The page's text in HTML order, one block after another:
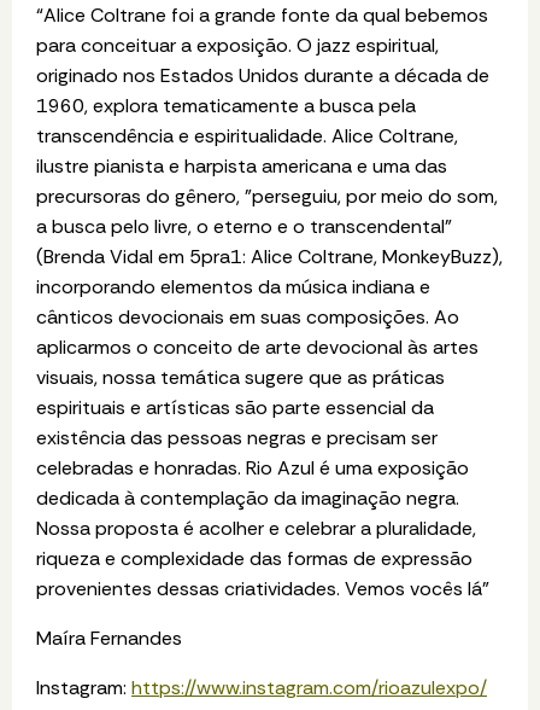
“Alice Coltrane foi a grande fonte da qual bebemos
para conceituar a exposição. O jazz espiritual,
originado nos Estados Unidos durante a década de
1960, explora tematicamente a busca pela
transcendência e espiritualidade. Alice Coltrane,
ilustre pianista e harpista americana e uma das
precursoras do gênero, "perseguiu, por meio do som,
a busca pelo livre, o eterno e o transcendental"
(Brenda Vidal em 5pra1: Alice Coltrane, MonkeyBuzz),
incorporando elementos da música indiana e
cânticos devocionais em suas composições. Ao
aplicarmos o conceito de arte devocional às artes
visuais, nossa temática sugere que as práticas
espirituais e artísticas são parte essencial da
existência das pessoas negras e precisam ser
celebradas e honradas. Rio Azul é uma exposição
dedicada à contemplação da imaginação negra.
Nossa proposta é acolher e celebrar a pluralidade,
riqueza e complexidade das formas de expressão
provenientes dessas criatividades. Vemos vocês lá”
Maíra Fernandes
Instagram: https://www.instagram.com/rioazulexpo/